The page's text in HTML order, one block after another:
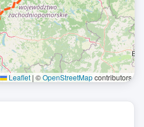
Leaflet | ©OpenStreetMapcontributors